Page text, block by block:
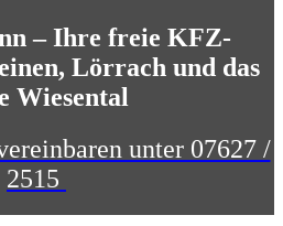
– Ihre freie KFZ-
Lörrach und das
Wiesental
unter 07627 /
2515